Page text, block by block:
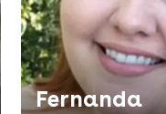
Fernanda